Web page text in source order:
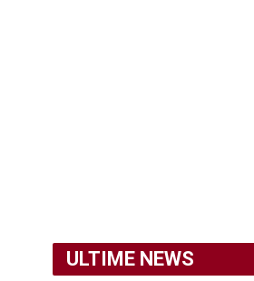
ULTIME NEWS